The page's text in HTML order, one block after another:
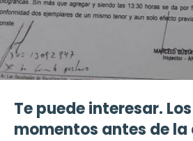
Te puede interesar.
momentos antes de la